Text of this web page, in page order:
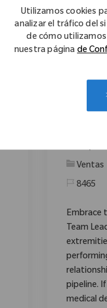
Utilizamos cookies
analizar el tráfico del
de cómo
nuestra páginade
Categoría
Ventas
8465
Embrace
Team
pipeline.
medical